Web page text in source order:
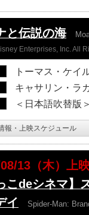
と伝説の海
Enterprises, Inc. All
トーマス・ケイ
キャサリン・ラ
＜日本語吹替版
報・上映スケジュール
13（木）上
こdeシネマ】
イ
Spider-Man: